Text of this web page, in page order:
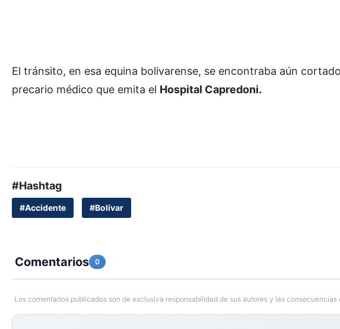
El tránsito, en esa equina bolivarense, se encontraba aún
precario médico que emita el Hospital Capredoni.
#Hashtag
#Accidente #Bolívar
Comentarios 0
Los comentarios publicados son de exclusiva responsabilidad de sus autores y las